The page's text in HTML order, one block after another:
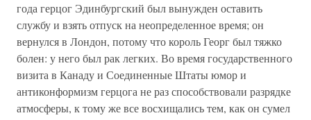
года герцог Эдинбургский был вынужден оставить
службу и взять отпуск на неопределенное время; он
вернулся в Лондон, потому что король Георг был тяжко
болен: у него был рак легких. Во время государственного
визита в Канаду и Соединенные Штаты юмор и
антиконформизм герцога не раз способствовали разрядке
атмосферы, к тому же все восхищались тем, как он сумел